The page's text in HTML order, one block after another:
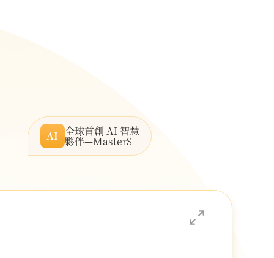
AI 全球首創 AI 智慧
夥伴—MasterS